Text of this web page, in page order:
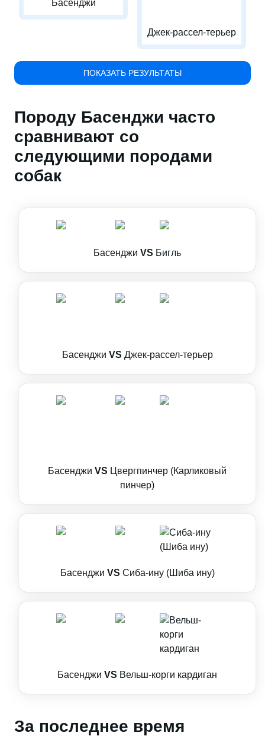
Басенджи
Джек-рассел-терьер
ПОКАЗАТЬ РЕЗУЛЬТАТЫ
Породу Басенджи часто
сравнивают со
следующими породами
собак
Басенджи VS Бигль
Басенджи VS Джек-рассел-терьер
Басенджи VS Цвергпинчер (Карликовый
пинчер)
Басенджи VS Сиба-ину (Шиба ину)
Басенджи VS Вельш-корги кардиган
За последнее время